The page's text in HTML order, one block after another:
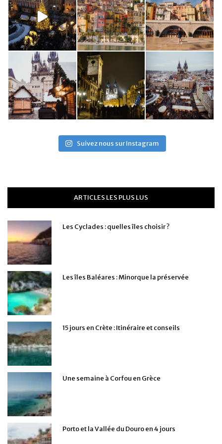
Suivez nous sur Instagram
ARTICLES LES PLUS LUS
Les Cyclades : quelles îles choisir ?
Les îles Baléares : Minorque la préservée
15 jours en Crète : Itinéraire et conseils
Une semaine à Corfou en Grèce
Porto et la Vallée du Douro en 4 jours